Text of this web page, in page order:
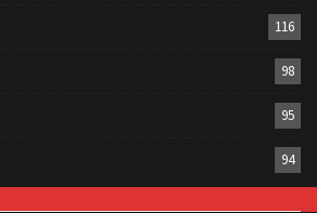
116
98
95
94